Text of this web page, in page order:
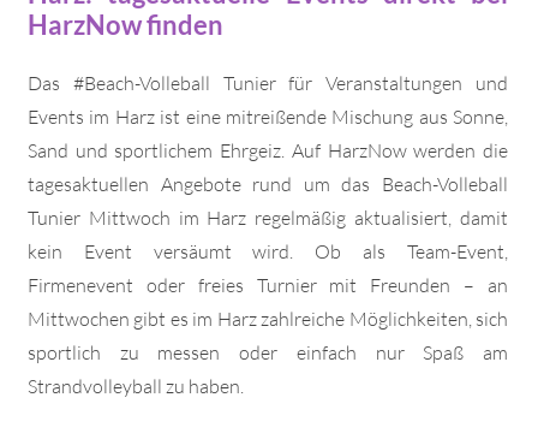
HarzNow finden
Das #Beach-Volleball Tunier für Veranstaltungen und
Events im Harz ist eine mitreißende Mischung aus Sonne,
Sand und sportlichem Ehrgeiz. Auf HarzNow werden die
tagesaktuellen Angebote rund um das Beach-Volleball
Tunier Mittwoch im Harz regelmäßig aktualisiert, damit
kein Event versäumt wird. Ob als Team-Event,
Firmenevent oder freies Turnier mit Freunden – an
Mittwochen gibt es im Harz zahlreiche Möglichkeiten, sich
sportlich zu messen oder einfach nur Spaß am
Strandvolleyball zu haben.